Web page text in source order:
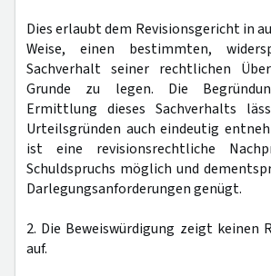
Dies erlaubt dem Revisionsgericht in
Weise, einen bestimmten,
Sachverhalt seiner rechtlichen
Grunde zu legen. Die
Ermittlung dieses Sachverhalts
Urteilsgründen auch eindeutig
ist eine revisionsrechtliche
Schuldspruchs möglich und
Darlegungsanforderungen genügt.
2. Die Beweiswürdigung zeigt keinen
auf.